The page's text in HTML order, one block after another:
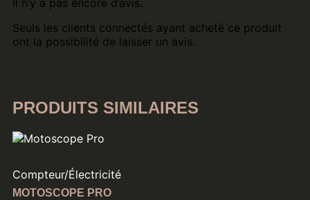
Il n’y a pas encore d’avis.
Seuls les clients connectés ayant acheté ce produit
ont la possibilité de laisser un avis.
PRODUITS SIMILAIRES
Compteur/Électricité
MOTOSCOPE PRO